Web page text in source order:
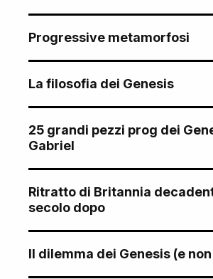
Progressive metamorfosi
La filosofia dei Genesis
25 grandi pezzi prog dei
Gabriel
Ritratto di Britannia
secolo dopo
Il dilemma dei Genesis (e